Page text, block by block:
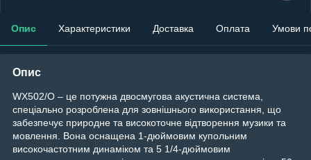
Опис Характеристики Доставка Оплата Умови
Опис
WX502/O – це потужна двосмугова акустична система,
спеціально розроблена для зовнішнього використання, що
забезпечує природне та високоточне відтворення музики та
мовлення. Вона оснащена 1-дюймовим купольним
високочастотним динаміком та 5 1/4-дюймовим